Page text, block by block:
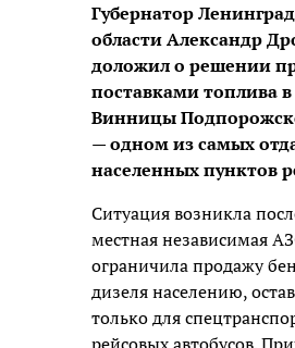
Губернатор
области Александр
доложил о решении
поставками топлива в
Винницы
— одном из самых
населенных пунктов
Ситуация возникла
местная независимая
ограничила продажу
дизеля населению,
только для